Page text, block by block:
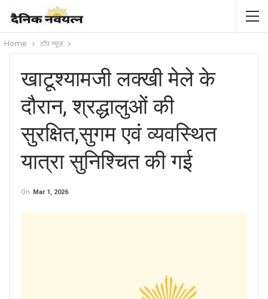
Home टॉप न्यूज़
खाटूश्यामजी लक्खी मेले के
दौरान, श्रद्धालुओं की
सुरक्षित,सुगम एवं व्यवस्थित
यात्रा सुनिश्चित की गई
On Mar 1, 2026